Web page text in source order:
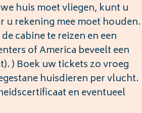
huis moet vliegen, kunt u
u rekening mee moet houden.
cabine te reizen en een
of America beveelt een
) Boek uw tickets zo vroeg
huisdieren per vlucht.
en eventueel